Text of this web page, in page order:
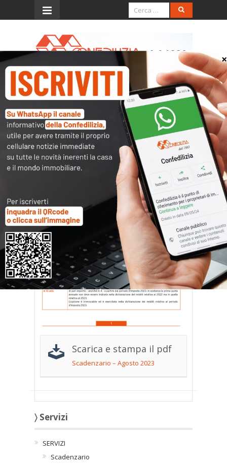
Menu
Scadenzario Agosto 2023
Scarica e stampa il pdf
Scadenzario – Agosto 2023
〉 Servizi
SERVIZI
Scadenzario